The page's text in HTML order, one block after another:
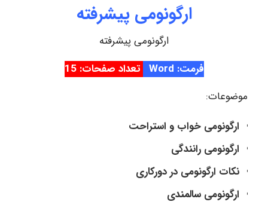
ارگونومی پیشرفته
ارگونومی پیشرفته
فرمت: Word
تعداد صفحات: 15
موضوعات:
ارگونومی خواب و استراحت
ارگونومی رانندگی
نکات ارگونومی در دورکاری
ارگونومی سالمندی